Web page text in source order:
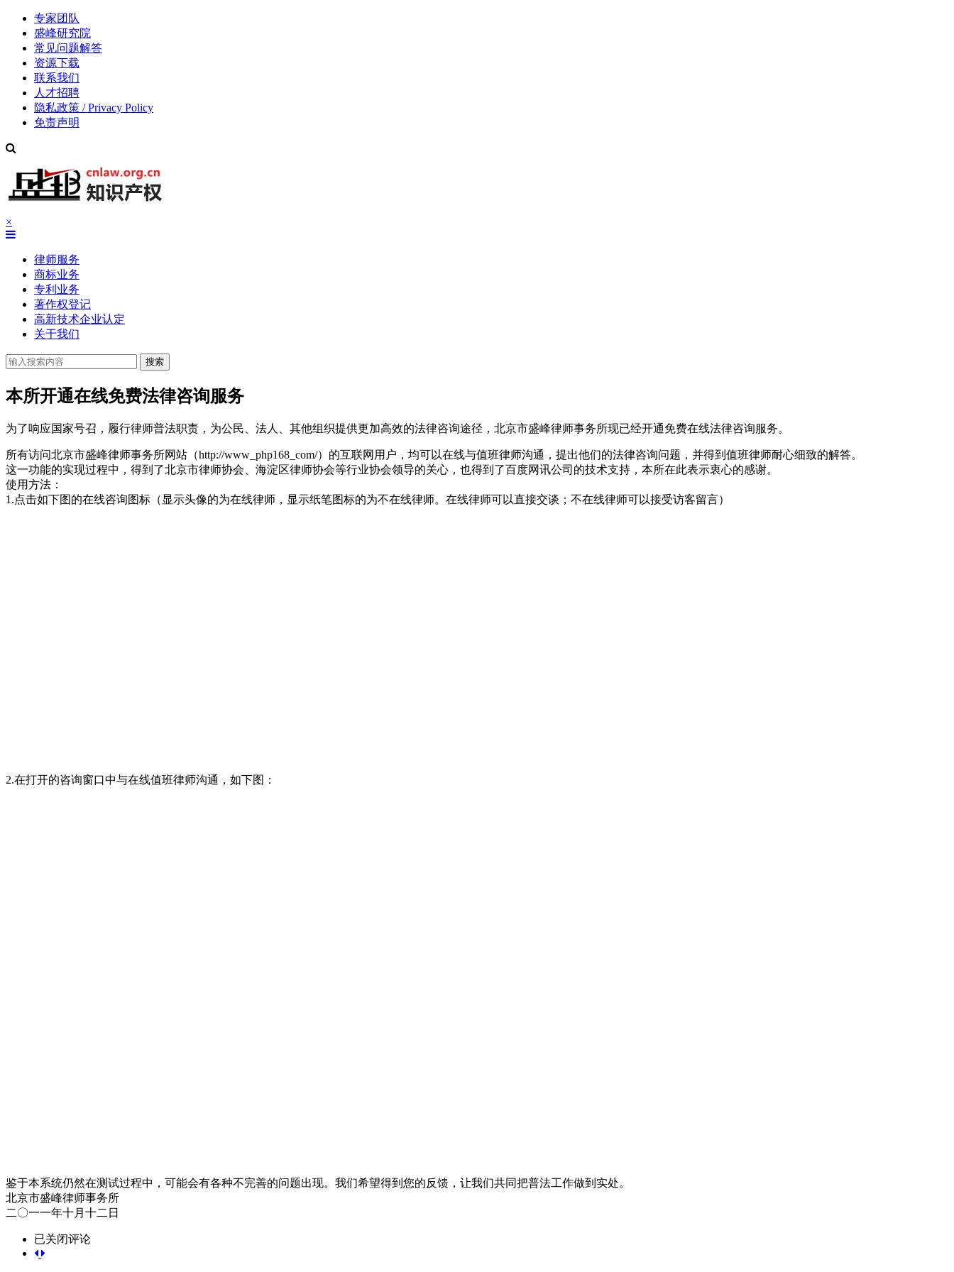
专家团队
盛峰研究院
常见问题解答
资源下载
联系我们
人才招聘
隐私政策 / Privacy Policy
免责声明
×
律师服务
商标业务
专利业务
著作权登记
高新技术企业认定
关于我们
搜索
本所开通在线免费法律咨询服务
为了响应国家号召，履行律师普法职责，为公民、法人、其他组织提供更加高效的法律咨询途径，北京市盛峰律师事务所现已经开通免费在线法律咨询服务。
所有访问北京市盛峰律师事务所网站（http://www_php168_com/）的互联网用户，均可以在线与值班律师沟通，提出他们的法律咨询问题，并得到值班律师耐心细致的解答。
这一功能的实现过程中，得到了北京市律师协会、海淀区律师协会等行业协会领导的关心，也得到了百度网讯公司的技术支持，本所在此表示衷心的感谢。
使用方法：
1.点击如下图的在线咨询图标（显示头像的为在线律师，显示纸笔图标的为不在线律师。在线律师可以直接交谈；不在线律师可以接受访客留言）
2.在打开的咨询窗口中与在线值班律师沟通，如下图：
鉴于本系统仍然在测试过程中，可能会有各种不完善的问题出现。我们希望得到您的反馈，让我们共同把普法工作做到实处。
北京市盛峰律师事务所
二〇一一年十月十二日
本
所
已关闭评论